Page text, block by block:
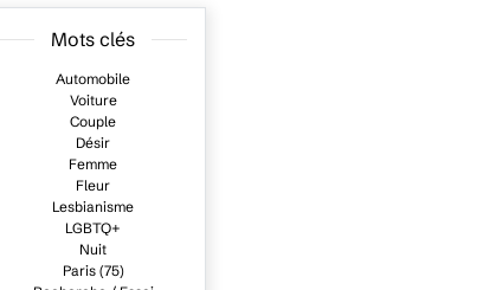
Mots clés
Automobile
Voiture
Couple
Désir
Femme
Fleur
Lesbianisme
LGBTQ+
Nuit
Paris (75)